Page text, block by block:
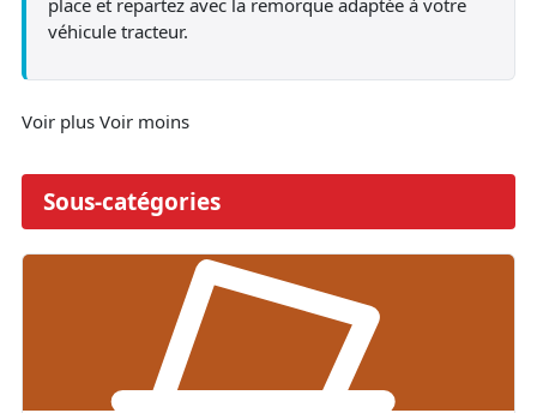
place et repartez avec la remorque adaptée à votre
véhicule tracteur.
Voir plus Voir moins
Sous-catégories